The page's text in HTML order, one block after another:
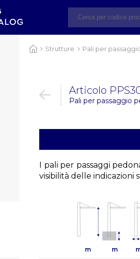
Strutture Pali per
Articolo
Pali per passaggio
I pali per passaggi
visibilità delle indicazioni
m m